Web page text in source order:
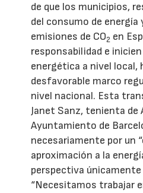
de que los municipios,
del consumo de energía
emisiones de CO2 en
responsabilidad e
energética a nivel local,
desfavorable marco
nivel nacional. Esta
Janet Sanz, tenienta de
Ayuntamiento de
necesariamente por un
aproximación a la
perspectiva
“Necesitamos trabajar